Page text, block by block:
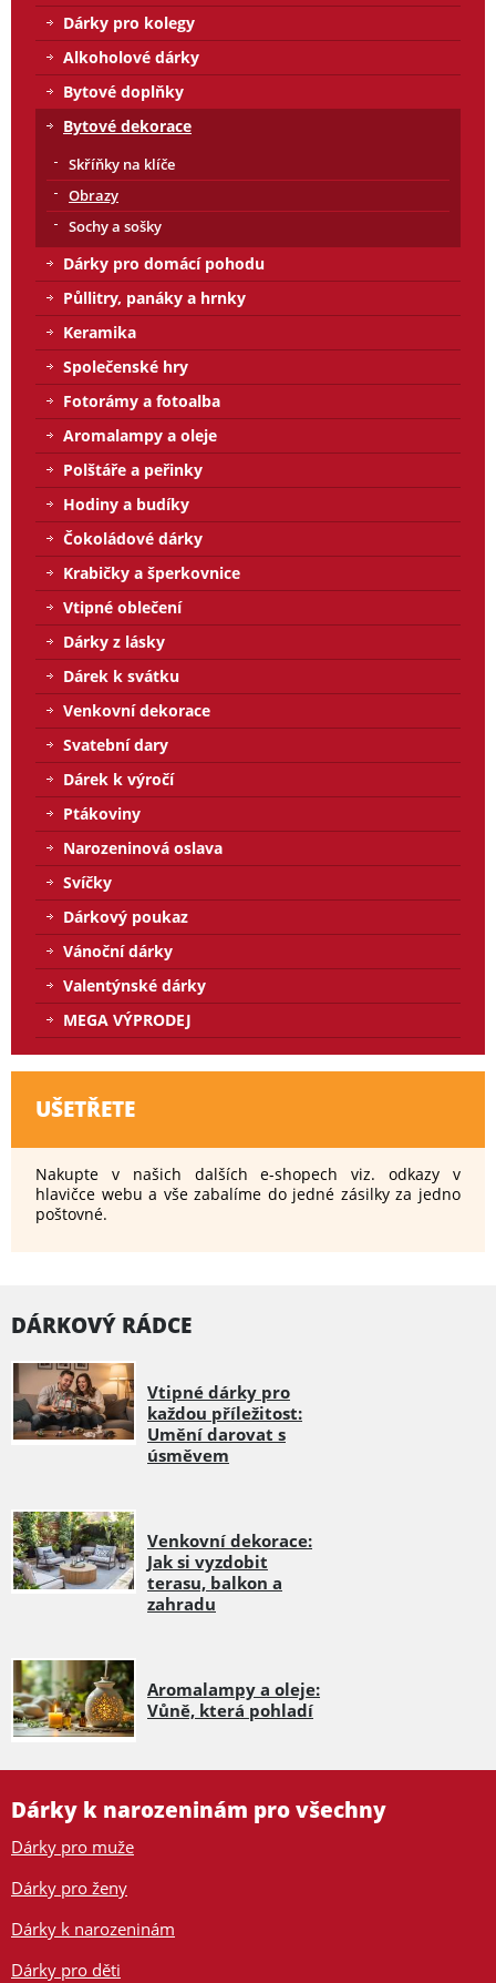
Dárky pro kolegy
Alkoholové dárky
Bytové doplňky
Bytové dekorace
Skříňky na klíče
Obrazy
Sochy a sošky
Dárky pro domácí pohodu
Půllitry, panáky a hrnky
Keramika
Společenské hry
Fotorámy a fotoalba
Aromalampy a oleje
Polštáře a peřinky
Hodiny a budíky
Čokoládové dárky
Krabičky a šperkovnice
Vtipné oblečení
Dárky z lásky
Dárek k svátku
Venkovní dekorace
Svatební dary
Dárek k výročí
Ptákoviny
Narozeninová oslava
Svíčky
Dárkový poukaz
Vánoční dárky
Valentýnské dárky
MEGA VÝPRODEJ
UŠETŘETE
Nakupte v našich dalších e-shopech viz. odkazy v
hlavičce webu a vše zabalíme do jedné zásilky za jedno
poštovné.
DÁRKOVÝ RÁDCE
Vtipné dárky pro
každou příležitost:
Umění darovat s
úsměvem
Venkovní dekorace:
Jak si vyzdobit
terasu, balkon a
zahradu
Aromalampy a oleje:
Vůně, která pohladí
Dárky k narozeninám pro všechny
Dárky pro muže
Dárky pro ženy
Dárky k narozeninám
Dárky pro děti